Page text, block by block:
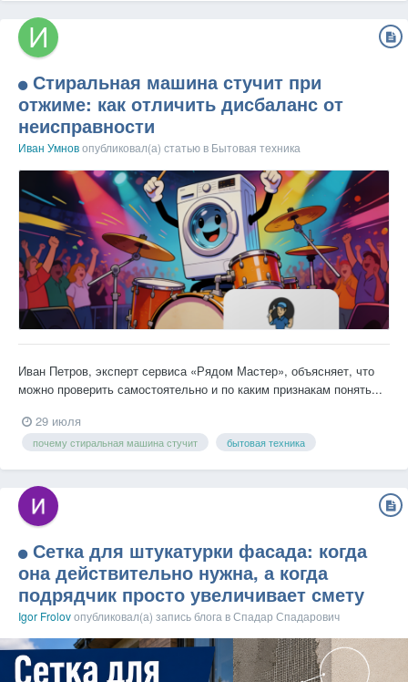
Стиральная машина стучит при
отжиме: как отличить дисбаланс от
неисправности
Иван Умновопубликовал(а) статью в Бытовая техника
Иван Петров, эксперт сервиса «Рядом Мастер», объясняет, что
можно проверить самостоятельно и по каким признакам понять...
29 июля
почему стиральная машина стучит бытовая техника
Сетка для штукатурки фасада: когда
она действительно нужна, а когда
подрядчик просто увеличивает смету
Igor Frolovопубликовал(а) запись блога вСпадар Спадарович